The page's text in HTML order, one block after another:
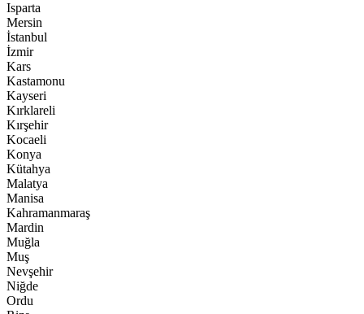
Isparta
Mersin
İstanbul
İzmir
Kars
Kastamonu
Kayseri
Kırklareli
Kırşehir
Kocaeli
Konya
Kütahya
Malatya
Manisa
Kahramanmaraş
Mardin
Muğla
Muş
Nevşehir
Niğde
Ordu